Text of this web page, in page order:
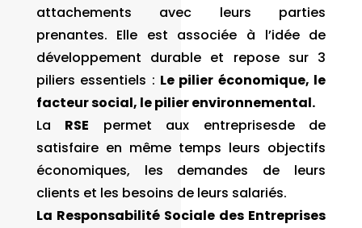
attachements avec leurs parties
prenantes. Elle est associée à l’idée de
développement durable et repose sur 3
piliers essentiels : Le pilier économique, le
facteur social, le pilier environnemental.
La RSE permet aux entreprisesde de
satisfaire en même temps leurs objectifs
économiques, les demandes de leurs
clients et les besoins de leurs salariés.
La Responsabilité Sociale des Entreprises